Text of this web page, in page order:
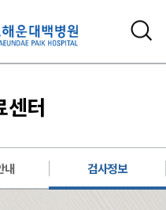
센터
내 검사정보